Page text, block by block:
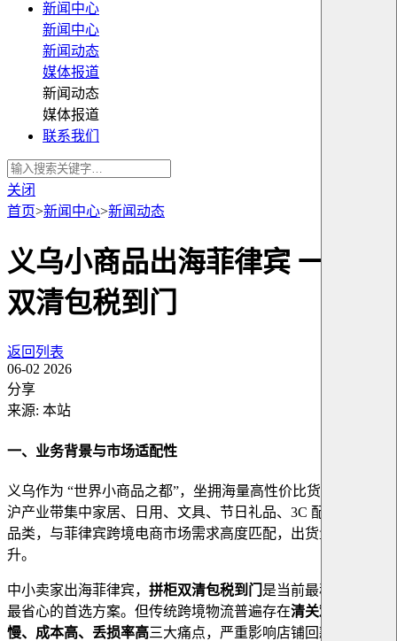
新闻中心
新闻中心
新闻动态
媒体报道
新闻动态
媒体报道
联系我们
关闭
首页>新闻中心>新闻动态
义乌小商品出海菲律宾 一站式
双清包税到门
返回列表
06-02 2026
分享
来源: 本站
一、业务背景与市场适配性
义乌作为 “世界小商品之都”，坐拥海量高性价比货源；江浙
沪产业带集中家居、日用、文具、节日礼品、3C 配件等爆款
品类，与菲律宾跨境电商市场需求高度匹配，出货量连年攀
升。
中小卖家出海菲律宾， 拼柜双清包税到门 是当前最稳、最省、
最省心的首选方案。但传统跨境物流普遍存在清关难、时效
慢、成本高、丢损率高三大痛点，严重影响店铺回款与买家体